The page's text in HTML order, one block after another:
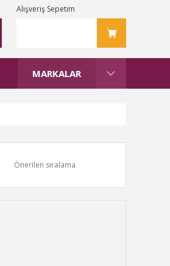
Alışveriş Sepetim
MARKALAR